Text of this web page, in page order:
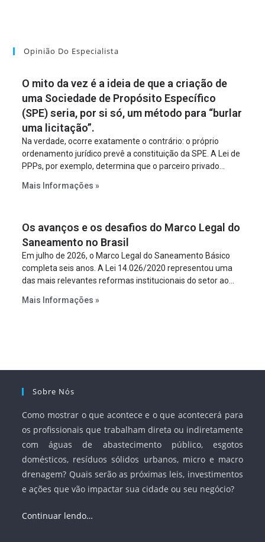
Opinião Do Especialista
O mito da vez é a ideia de que a criação de
uma Sociedade de Propósito Específico
(SPE) seria, por si só, um método para “burlar
uma licitação”.
Na verdade, ocorre exatamente o contrário: o próprio
ordenamento jurídico prevê a constituição da SPE. A Lei de
PPPs, por exemplo, determina que o parceiro privado
empreendimento. Ou seja, a suposta “fraude à licitação” é
projeto a projeto.
Mais Informações »
Os avanços e os desafios do Marco Legal do
Saneamento no Brasil
Em julho de 2026, o Marco Legal do Saneamento Básico
completa seis anos. A Lei 14.026/2020 representou uma
das mais relevantes reformas institucionais do setor ao
serviços, ampliar a participação da iniciativa privada,
Mais Informações »
Sobre Nós
Como mostrar o que acontece e o que acontecerá para
os profissionais que trabalham direta ou indiretamente
com águas de abastecimento público, esgotos
domésticos, resíduos sólidos urbanos, micro e macro
drenagem? Quais serão as próximas leis, investimentos
e ações que vão impactar sua cidade ou seu negócio?
Continuar lendo…